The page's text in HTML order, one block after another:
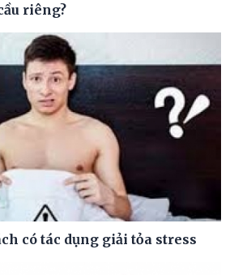
riêng?
có tác dụng giải tỏa stress